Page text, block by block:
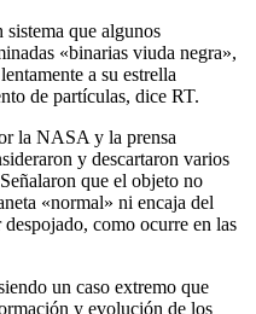
que algunos
«binarias viuda negra»,
a su estrella
de partículas, dice RT.
la NASA y la prensa
y descartaron varios
que el objeto no
«normal» ni encaja del
como ocurre en las
un caso extremo que
y evolución de los